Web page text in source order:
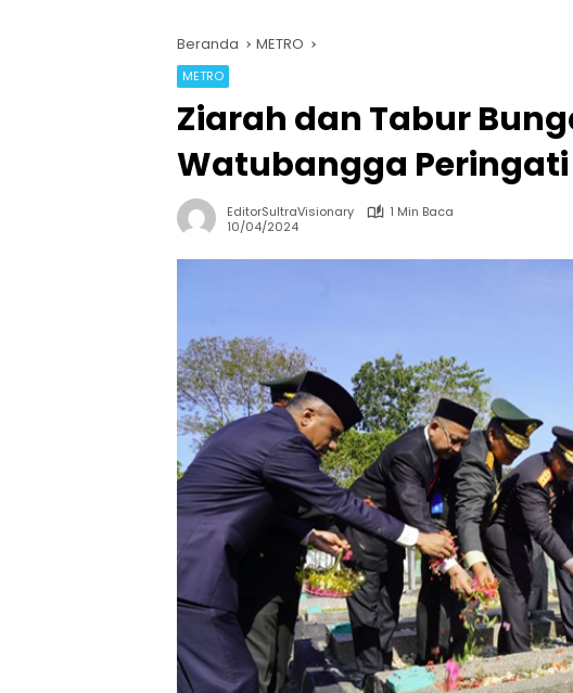
Beranda METRO
METRO
Ziarah dan Tabur
Watubangga Peringati
EditorSultraVisionary
1 Min Baca
10/04/2024